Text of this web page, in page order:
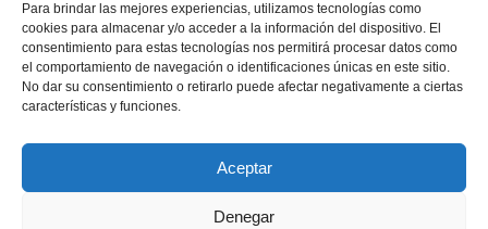
Para brindar las mejores experiencias, utilizamos tecnologías como
cookies para almacenar y/o acceder a la información del dispositivo. El
consentimiento para estas tecnologías nos permitirá procesar datos como
el comportamiento de navegación o identificaciones únicas en este sitio.
No dar su consentimiento o retirarlo puede afectar negativamente a ciertas
características y funciones.
Aceptar
Denegar
Política de cookies
Aviso legal
Privacidad